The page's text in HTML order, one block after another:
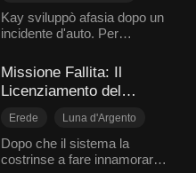
Amore segreto
Matrimonio lampo
Dolcezza
Kay sviluppò afasia dopo un
incidente d'auto. Per
amante, il suo prossimo ex-
marito propose un finto
divorzio, completamente
ignaro che lei si era già
Nathan, erede della famiglia
Ford, lo scoprì, tornò
Missione Fallita: Il
Licenziamento del
Protagonista
Erede
Luna d'Argento
Rimpianto
Amore segreto
Sistema
Dopo che il sistema la
costrinse a fare innamorare